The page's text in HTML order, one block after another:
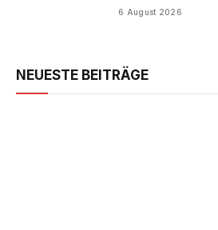
6 August 2026
NEUESTE BEITRÄGE